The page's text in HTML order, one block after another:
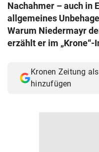
Nachahmer – auch in
allgemeines
Warum Niedermayr
erzählt er im „Krone“-
Kronen Zeitung
hinzufügen